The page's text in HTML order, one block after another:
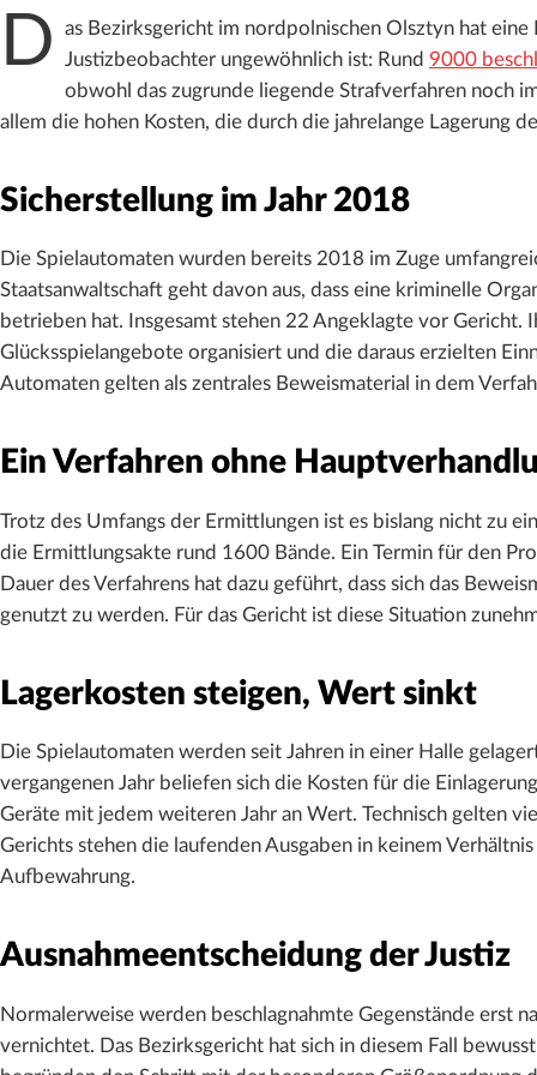
D
as Bezirksgericht im nordpolnischen Olsztyn hat
Justizbeobachter ungewöhnlich ist: Rund 9000
obwohl das zugrunde liegende Strafverfahren noch
allem die hohen Kosten, die durch die jahrelange Lagerung
Sicherstellung im Jahr 2018
Die Spielautomaten wurden bereits 2018 im Zuge
Staatsanwaltschaft geht davon aus, dass eine kriminelle
betrieben hat. Insgesamt stehen 22 Angeklagte vor
Glücksspielangebote organisiert und die daraus erzielten
Automaten gelten als zentrales Beweismaterial in dem
Ein Verfahren ohne
Trotz des Umfangs der Ermittlungen ist es bislang nicht zu
die Ermittlungsakte rund 1600 Bände. Ein Termin für den
Dauer des Verfahrens hat dazu geführt, dass sich das
genutzt zu werden. Für das Gericht ist diese Situation
Lagerkosten steigen, Wert sinkt
Die Spielautomaten werden seit Jahren in einer Halle
vergangenen Jahr beliefen sich die Kosten für die
Geräte mit jedem weiteren Jahr an Wert. Technisch gelten
Gerichts stehen die laufenden Ausgaben in keinem
Aufbewahrung.
Ausnahmeentscheidung der Justiz
Normalerweise werden beschlagnahmte Gegenstände erst
vernichtet. Das Bezirksgericht hat sich in diesem Fall